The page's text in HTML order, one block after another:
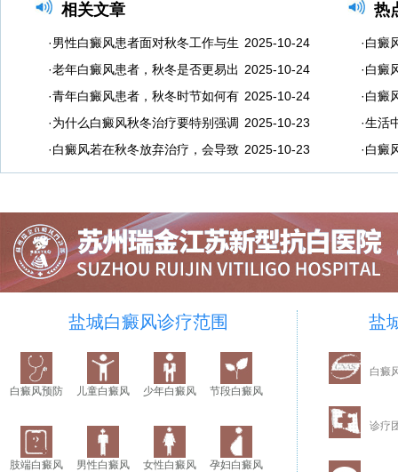
相关文章
·男性白癜风患者面对秋冬工作与生 2025-10-24
·老年白癜风患者，秋冬是否更易出 2025-10-24
·青年白癜风患者，秋冬时节如何有 2025-10-24
·为什么白癜风秋冬治疗要特别强调 2025-10-23
·白癜风若在秋冬放弃治疗，会导致 2025-10-23
热
·白癜
·白癜
·白癜
·生活
·白癜
盐城白癜风诊疗范围
白癜风预防 儿童白癜风 少年白癜风 节段白癜风
肢端白癜风 男性白癜风 女性白癜风 孕妇白癜风
盐
白癜
诊疗